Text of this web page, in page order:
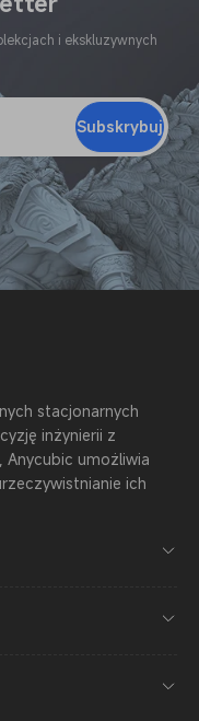
i ekskluzywnych
Subskrybuj
stacjonarnych
inżynierii z
umożliwia
ich